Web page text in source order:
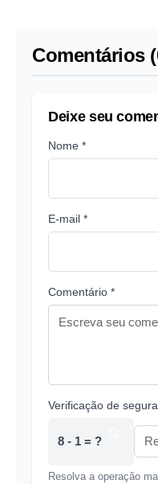
Comentários
Deixe seu
Nome *
E-mail *
Comentário *
Verificação de
8 - 1 = ?
Resolva a operação